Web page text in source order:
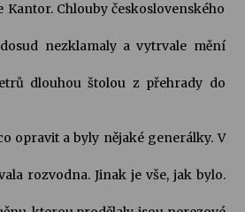
2026
2026
– Malovaný svět
2026
Kantor. Chlouby československého
nezklamaly a vytrvale mění
dlouhou štolou z přehrady do
opravit a byly nějaké generálky. V
rozvodna. Jinak je vše, jak bylo.